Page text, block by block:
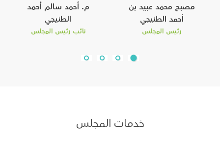
مصبح محمد عبيد بن
أحمد الطنيجي
رئيس المجلس
م. أحمد سالم أحمد
الطنيجي
نائب رئيس المجلس
خدمات المجلس